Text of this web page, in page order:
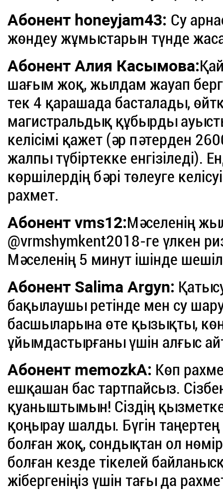
Абонент honeyjam43: Су
жөндеу жұмыстарын түнде
Абонент Алия Касымова:
шағым жоқ, жылдам жауап
тек 4 қарашада басталады,
магистральдық құбырды
келісімі қажет (әр пәтерден
жалпы түбіртекке енгізіледі).
көршілердің бәрі төлеуге
рахмет.
Абонент vms12:Мәселенің
@vrmshymkent2018-ге үлкен
Мәселенің 5 минут ішінде
Абонент Salima Argyn:
бақылаушы ретінде мен су
басшыларына өте қызықты,
ұйымдастырғаны үшін алғыс
Абонент memozkA: Көп
ешқашан бас тартпайсыз.
қуаныштымын! Сіздің
қоңырау шалды. Бүгін
болған жоқ, сондықтан ол
болған кезде тікелей
жібергеніңіз үшін тағы да